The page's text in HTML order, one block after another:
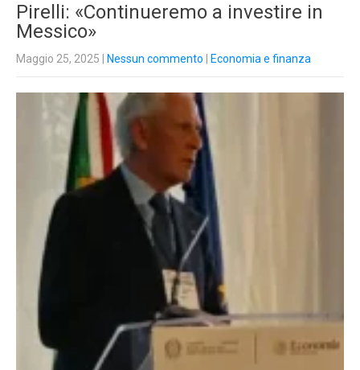
Pirelli: «Continueremo a investire in
Messico»
Maggio 25, 2025 Nessun commento Economia e finanza